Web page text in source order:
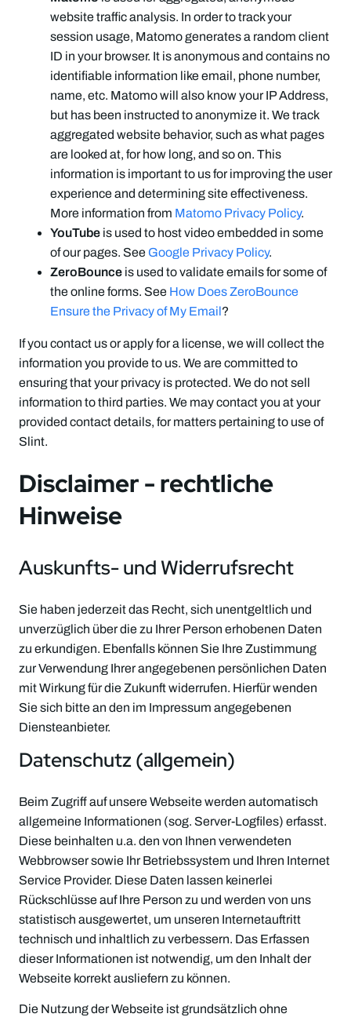
website traffic analysis. In order to track your
session usage, Matomo generates a random client
ID in your browser. It is anonymous and contains no
identifiable information like email, phone number,
name, etc. Matomo will also know your IP Address,
but has been instructed to anonymize it. We track
aggregated website behavior, such as what pages
are looked at, for how long, and so on. This
information is important to us for improving the user
experience and determining site effectiveness.
More information from Matomo Privacy Policy.
YouTube is used to host video embedded in some
of our pages. See Google Privacy Policy.
ZeroBounce is used to validate emails for some of
the online forms. See How Does ZeroBounce
Ensure the Privacy of My Email?
If you contact us or apply for a license, we will collect the
information you provide to us. We are committed to
ensuring that your privacy is protected. We do not sell
information to third parties. We may contact you at your
provided contact details, for matters pertaining to use of
Slint.
Disclaimer - rechtliche
Hinweise
Auskunfts- und Widerrufsrecht
Sie haben jederzeit das Recht, sich unentgeltlich und
unverzüglich über die zu Ihrer Person erhobenen Daten
zu erkundigen. Ebenfalls können Sie Ihre Zustimmung
zur Verwendung Ihrer angegebenen persönlichen Daten
mit Wirkung für die Zukunft widerrufen. Hierfür wenden
Sie sich bitte an den im Impressum angegebenen
Diensteanbieter.
Datenschutz (allgemein)
Beim Zugriff auf unsere Webseite werden automatisch
allgemeine Informationen (sog. Server-Logfiles) erfasst.
Diese beinhalten u.a. den von Ihnen verwendeten
Webbrowser sowie Ihr Betriebssystem und Ihren Internet
Service Provider. Diese Daten lassen keinerlei
Rückschlüsse auf Ihre Person zu und werden von uns
statistisch ausgewertet, um unseren Internetauftritt
technisch und inhaltlich zu verbessern. Das Erfassen
dieser Informationen ist notwendig, um den Inhalt der
Webseite korrekt ausliefern zu können.
Die Nutzung der Webseite ist grundsätzlich ohne